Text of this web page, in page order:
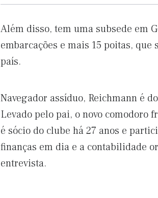
Além disso, tem uma subsede em
embarcações e mais 15 poitas,
país.
Navegador assíduo, Reichmann é
Levado pelo pai, o novo comodoro
é sócio do clube há 27 anos e
finanças em dia e a contabilidade
entrevista.